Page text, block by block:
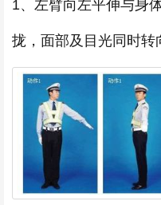
1、左臂向左平伸与身
拢，面部及目光同时转